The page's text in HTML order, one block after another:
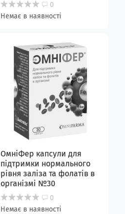
0
Немає в наявності
ОмніФер капсули для
підтримки нормального
рівня заліза та фолатів в
організмі №30
0
Немає в наявності